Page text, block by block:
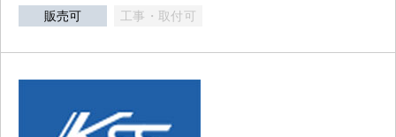
販売可 工事・取付可